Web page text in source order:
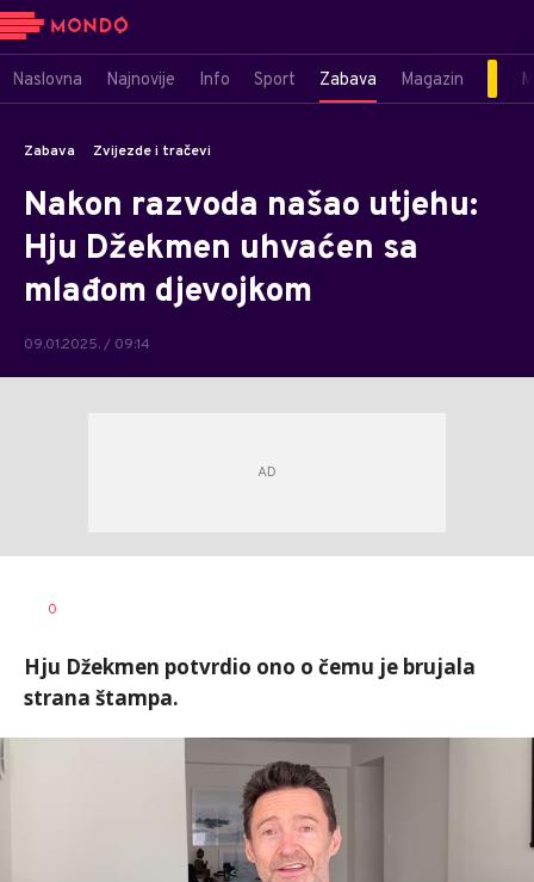
Naslovna Najnovije Info Sport Zabava Magazin
Zabava Zvijezde i tračevi
Nakon razvoda našao utjehu:
Hju Džekmen uhvaćen sa
mlađom djevojkom
09.01.2025. / 09:14
AUTOR
0
Hju Džekmen potvrdio ono o čemu je brujala
strana štampa.